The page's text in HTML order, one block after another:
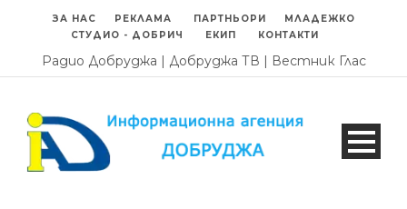
ЗА НАС РЕКЛАМА ПАРТНЬОРИ
МЛАДЕЖКО
СТУДИО - ДОБРИЧ
ЕКИП КОНТАКТИ
Радио Добруджа | Добруджа ТВ | Вестник Глас